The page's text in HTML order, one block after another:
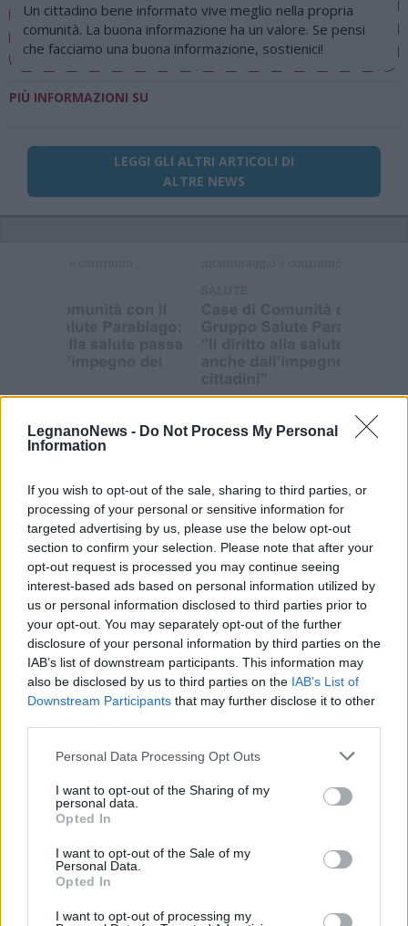
LegnanoNews - Do Not Process My Personal
Information
If you wish to opt-out of the sale, sharing to third parties, or
processing of your personal or sensitive information for
targeted advertising by us, please use the below opt-out
section to confirm your selection. Please note that after your
opt-out request is processed you may continue seeing
interest-based ads based on personal information utilized by
us or personal information disclosed to third parties prior to
your opt-out. You may separately opt-out of the further
disclosure of your personal information by third parties on the
IAB’s list of downstream participants. This information may
also be disclosed by us to third parties on the IAB’s List of
Downstream Participants that may further disclose it to other
Personal Data Processing Opt Outs
I want to opt-out of the Sharing of my
personal data.
Opted In
I want to opt-out of the Sale of my
Personal Data.
Opted In
I want to opt-out of processing my
Un cittadino bene informato vive meglio nella propria
comunità. La buona informazione ha un valore. Se pensi
che facciamo una buona informazione, sostienici!
PIÙ INFORMAZIONI SU
LEGGI GLI ALTRI ARTICOLI DI
ALTRE NEWS
Commenti
Accedioregistratiper commentare questo
articolo.
L'email è richiesta ma non verrà mostrata ai visitatori. Il contenuto di questo
commento esprime il pensiero dell'autore e non rappresenta la linea editoriale
di VareseNews.it, che rimane autonoma e indipendente. I messaggi inclusi nei
commenti non sono testi giornalistici, ma post inviati dai singoli lettori che
possono essere automaticamente pubblicati senza filtro preventivo. I commenti
che includano uno o più link a siti esterni verranno rimossi in automatico dal
sistema.